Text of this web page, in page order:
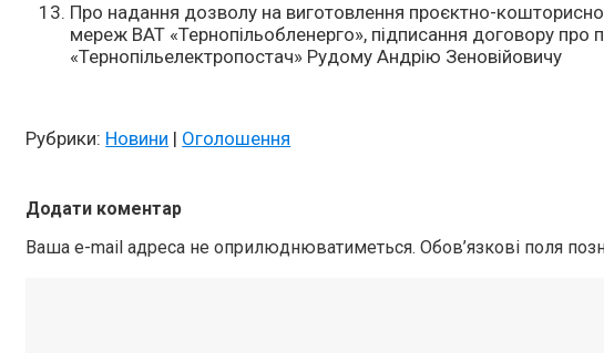
Про надання дозволу на виготовлення проєктно-
мереж ВАТ «Тернопільобленерго», підписання договору про
«Тернопільелектропостач» Рудому Андрію Зеновійовичу
Рубрики: Новини | Оголошення
Додати коментар
Ваша e-mail адреса не оприлюднюватиметься. Обов’язкові поля